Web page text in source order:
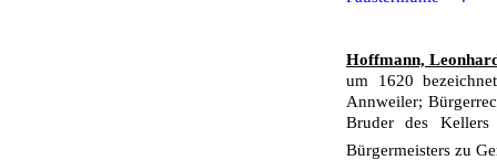
Hoffmann,
um 1620
Annweiler;
Bruder des
Bürgermeisters zu